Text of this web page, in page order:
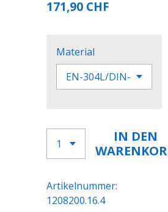
171,90 CHF
Material
IN DEN
Artikelnummer:
1208200.16.4